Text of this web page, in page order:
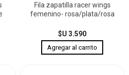
Fila zapatilla racer wings
femenino- rosa/plata/rosa
$U 3.590